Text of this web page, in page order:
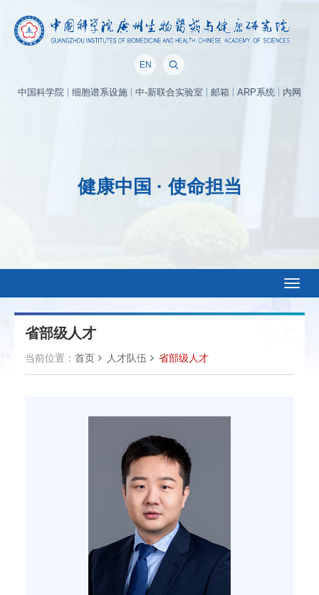
EN
中国科学院 细胞谱系设施 中-新联合实验室 邮箱 ARP系统 内网
健康中国 · 使命担当
省部级人才
当前位置： 首页 人才队伍 省部级人才